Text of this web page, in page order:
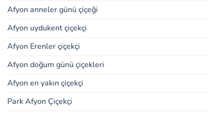
Afyon anneler günü çiçeği
Afyon uydukent çiçekçi
Afyon Erenler çiçekçi
Afyon doğum günü çiçekleri
Afyon en yakın çiçekçi
Park Afyon Çiçekçi